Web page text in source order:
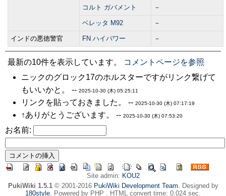
コルト ガバメント －
ベレッタ M92 －
インドの悪徳警官 FN ハイパワー －
最新の10件を表示しています。
コメントページを参照
ニックのグロック17のホルスターですがリンク繋げて
もいいかと。 -- 2025-10-30 (木) 05:25:11
リンクを貼っておきました。 -- 2025-10-30 (木) 07:17:19
↑ありがとうございます。 -- 2025-10-30 (木) 07:53:20
お名前:
Site admin: KOU2
PukiWiki 1.5.1© 2001-2016 PukiWiki Development Team. Designed by
180style. Powered by PHP . HTML convert time: 0.024 sec.